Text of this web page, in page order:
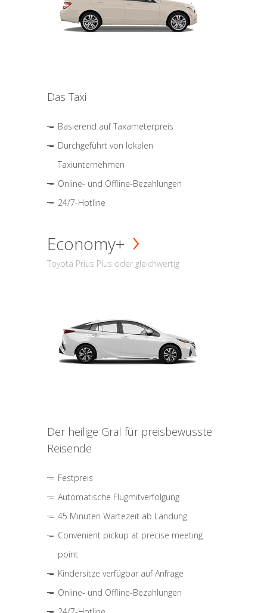
Das Taxi
Basierend auf Taxameterpreis
Durchgeführt von lokalen
Taxiunternehmen
Online- und Offline-Bezahlungen
24/7-Hotline
Economy+
Toyota Prius Plus oder gleichwertig
Der heilige Gral für preisbewusste
Reisende
Festpreis
Automatische Flugmitverfolgung
45 Minuten Wartezeit ab Landung
Convenient pickup at precise meeting
point
Kindersitze verfügbar auf Anfrage
Online- und Offline-Bezahlungen